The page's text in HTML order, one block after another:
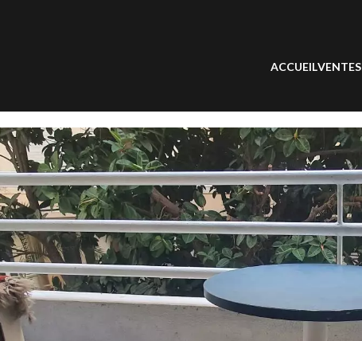
ACCUEILVENTES